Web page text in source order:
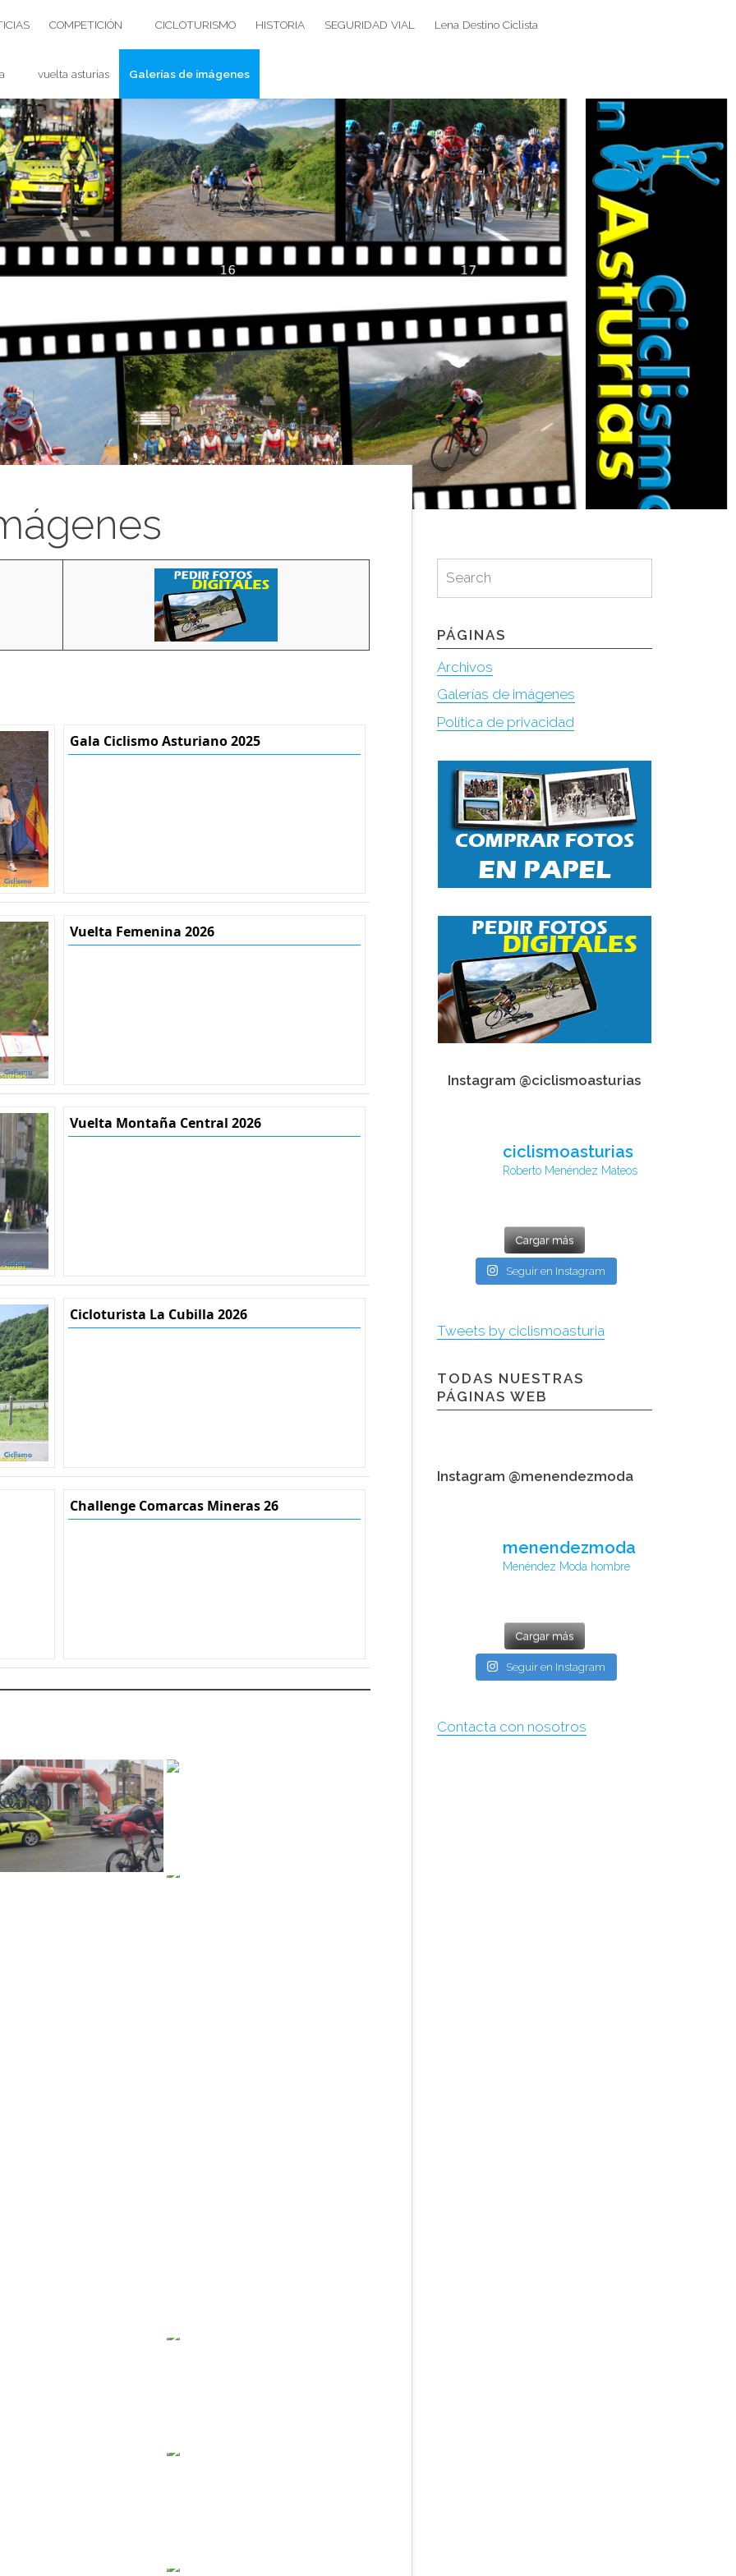
COMPETICIÓN CICLOTURISMO HISTORIA SEGURIDAD VIAL Lena Destino Ciclista
vuelta asturias Galerías de imágenes
Gala Ciclismo Asturiano 2025
Vuelta Femenina 2026
Vuelta Montaña Central 2026
Cicloturista La Cubilla 2026
Challenge Comarcas Mineras 26
for:
Search
PÁGINAS
Archivos
Galerías de imágenes
Política de privacidad
Instagram @ciclismoasturias
ciclismoasturias
Roberto Menéndez Mateos
Cargar más
Seguir en Instagram
Tweets by ciclismoasturia
TODAS NUESTRAS
PÁGINAS WEB
Instagram @menendezmoda
menendezmoda
Menéndez Moda hombre
Cargar más
Seguir en Instagram
Contacta con nosotros